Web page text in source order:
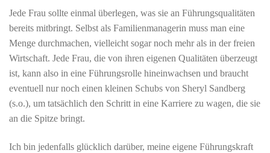
Jede Frau sollte einmal überlegen, was sie an Führungsqualitäten
bereits mitbringt. Selbst als Familienmanagerin muss man eine
Menge durchmachen, vielleicht sogar noch mehr als in der freien
Wirtschaft. Jede Frau, die von ihren eigenen Qualitäten überzeugt
ist, kann also in eine Führungsrolle hineinwachsen und braucht
eventuell nur noch einen kleinen Schubs von Sheryl Sandberg
(s.o.), um tatsächlich den Schritt in eine Karriere zu wagen, die sie
an die Spitze bringt.
Ich bin jedenfalls glücklich darüber, meine eigene Führungskraft